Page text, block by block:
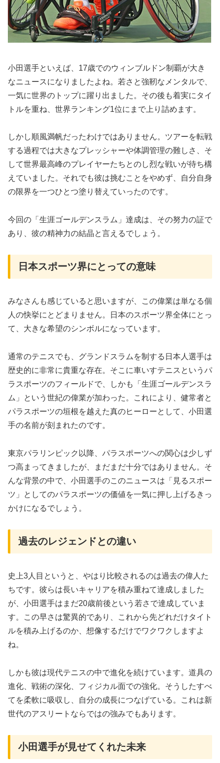
小田選手といえば、17歳でのウィンブルドン制覇が大き
なニュースになりましたよね。若さと強靭なメンタルで、
一気に世界のトップに躍り出ました。その後も着実にタイ
トルを重ね、世界ランキング1位にまで上り詰めます。
しかし順風満帆だったわけではありません。ツアーを転戦
する過程では大きなプレッシャーや体調管理の難しさ、そ
して世界最高峰のプレイヤーたちとのし烈な戦いが待ち構
えていました。それでも彼は挑むことをやめず、自分自身
の限界を一つひとつ塗り替えていったのです。
今回の「生涯ゴールデンスラム」達成は、その努力の証で
あり、彼の精神力の結晶と言えるでしょう。
日本スポーツ界にとっての意味
みなさんも感じていると思いますが、この偉業は単なる個
人の快挙にとどまりません。日本のスポーツ界全体にとっ
て、大きな希望のシンボルになっています。
通常のテニスでも、グランドスラムを制する日本人選手は
歴史的に非常に貴重な存在。そこに車いすテニスというパ
ラスポーツのフィールドで、しかも「生涯ゴールデンスラ
ム」という世紀の偉業が加わった。これにより、健常者と
パラスポーツの垣根を越えた真のヒーローとして、小田選
手の名前が刻まれたのです。
東京パラリンピック以降、パラスポーツへの関心は少しず
つ高まってきましたが、まだまだ十分ではありません。そ
んな背景の中で、小田選手のこのニュースは「見るスポー
ツ」としてのパラスポーツの価値を一気に押し上げるきっ
かけになるでしょう。
過去のレジェンドとの違い
史上3人目というと、やはり比較されるのは過去の偉人た
ちです。彼らは長いキャリアを積み重ねて達成しました
が、小田選手はまだ20歳前後という若さで達成していま
す。この早さは驚異的であり、これから先どれだけタイト
ルを積み上げるのか、想像するだけでワクワクしますよ
ね。
しかも彼は現代テニスの中で進化を続けています。道具の
進化、戦術の深化、フィジカル面での強化。そうしたすべ
てを柔軟に吸収し、自分の成長につなげている。これは新
世代のアスリートならではの強みでもあります。
小田選手が見せてくれた未来